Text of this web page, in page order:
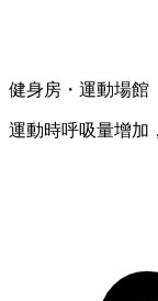
健身房・運動場館
運動時呼吸量增加